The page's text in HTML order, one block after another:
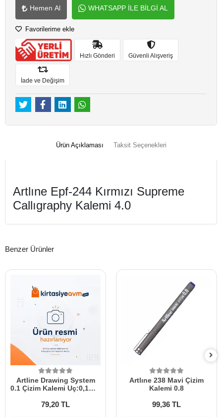
Hemen Al WHATSAPP İLE BİLGİ AL
Favorilerime ekle
Hızlı Gönderi Güvenli Alışveriş
İade ve Değişim
Ürün Açıklaması Taksit Seçenekleri
Artlıne Epf-244 Kırmızı Supreme
Callıgraphy Kalemi 4.0
Benzer Ürünler
Artline Drawing System
0.1 Çizim Kalemi Uç:0,1mm
79,20 TL
Artlıne 238 Mavi Çizim
Kalemi 0.8
99,36 TL